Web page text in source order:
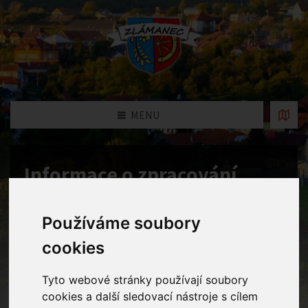
Používáme soubory
cookies
Tyto webové stránky používají soubory
cookies a další sledovací nástroje s cílem
MENU
Informace o zpracování
Home Informace o zpracování osobních údajů
Přiložené soubory